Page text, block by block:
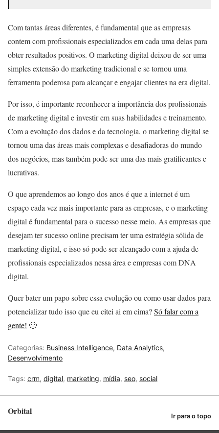
Com tantas áreas diferentes, é fundamental que as empresas
contem com profissionais especializados em cada uma delas para
obter resultados positivos. O marketing digital deixou de ser uma
simples extensão do marketing tradicional e se tornou uma
ferramenta poderosa para alcançar e engajar clientes na era digital.
Por isso, é importante reconhecer a importância dos profissionais
de marketing digital e investir em suas habilidades e treinamento.
Com a evolução dos dados e da tecnologia, o marketing digital se
tornou uma das áreas mais complexas e desafiadoras do mundo
dos negócios, mas também pode ser uma das mais gratificantes e
lucrativas.
O que aprendemos ao longo dos anos é que a internet é um
espaço cada vez mais importante para as empresas, e o marketing
digital é fundamental para o sucesso nesse meio. As empresas que
desejam ter sucesso online precisam ter uma estratégia sólida de
marketing digital, e isso só pode ser alcançado com a ajuda de
profissionais especializados nessa área e empresas com DNA
digital.
Quer bater um papo sobre essa evolução ou como usar dados para
potencializar tudo isso que eu citei ai em cima?Só falar com a
gente! 🙂
Categorias: Business Intelligence, Data Analytics,
Desenvolvimento
Tags: crm, digital, marketing, mídia, seo, social
Orbital Ir para o topo